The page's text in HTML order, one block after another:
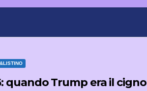
quando Trump era il cigno